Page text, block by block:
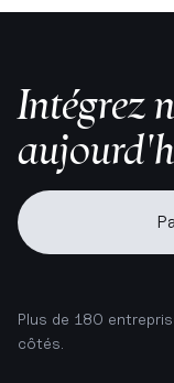
Intégrez
Plus de 180
côtés.